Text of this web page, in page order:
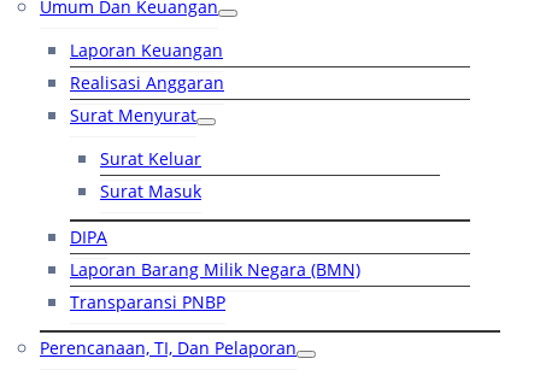
Umum Dan Keuangan
Laporan Keuangan
Realisasi Anggaran
Surat Menyurat
Surat Keluar
Surat Masuk
DIPA
Laporan Barang Milik Negara (BMN)
Transparansi PNBP
Perencanaan, TI, Dan Pelaporan